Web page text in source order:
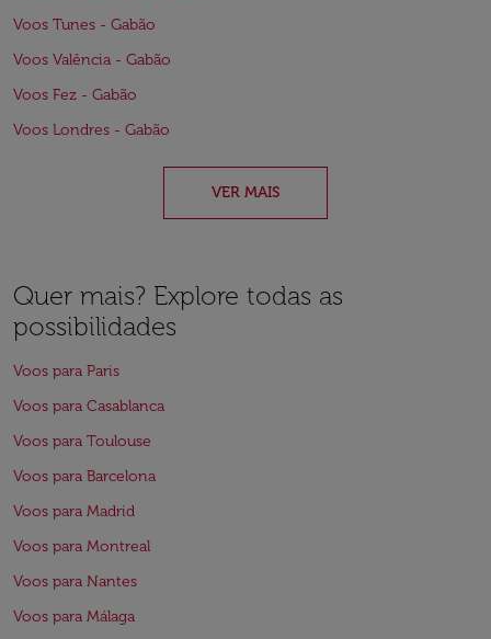
Voos Tunes - Gabão
Voos Valência - Gabão
Voos Fez - Gabão
Voos Londres - Gabão
VER MAIS
Quer mais? Explore todas as
possibilidades
Voos para Paris
Voos para Casablanca
Voos para Toulouse
Voos para Barcelona
Voos para Madrid
Voos para Montreal
Voos para Nantes
Voos para Málaga